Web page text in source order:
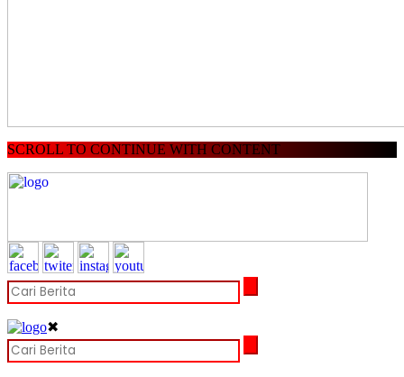
SCROLL TO CONTINUE WITH CONTENT
✖